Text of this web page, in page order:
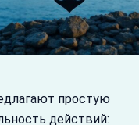
простую
действий: